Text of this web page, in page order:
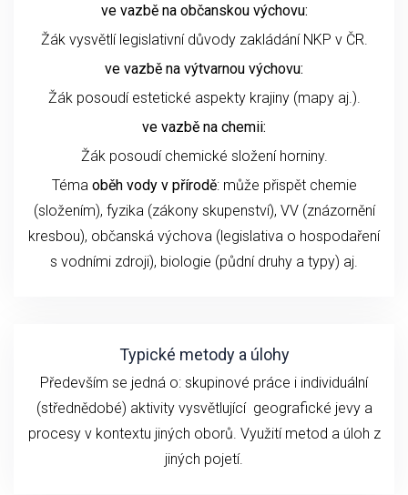
ve vazbě na občanskou výchovu:
Žák vysvětlí legislativní důvody zakládání NKP v ČR.
ve vazbě na výtvarnou výchovu:
Žák posoudí estetické aspekty krajiny (mapy aj.).
ve vazbě na chemii:
Žák posoudí chemické složení horniny.
Téma oběh vody v přírodě: může přispět chemie
(složením), fyzika (zákony skupenství), VV (znázornění
kresbou), občanská výchova (legislativa o hospodaření
s vodními zdroji), biologie (půdní druhy a typy) aj.
Typické metody a úlohy
Především se jedná o: skupinové práce i individuální
(střednědobé) aktivity vysvětlující geografické jevy a
procesy v kontextu jiných oborů. Využití metod a úloh z
jiných pojetí.